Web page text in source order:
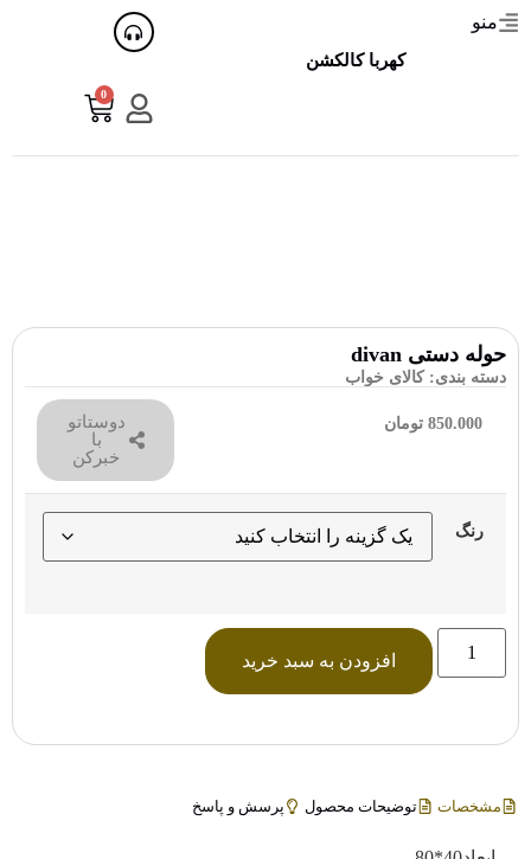
منو
کهربا کالکشن
0
حوله دستی divan
دسته بندی: کالای خواب
850.000 تومان
دوستاتو
با
خبرکن
رنگ
افزودن به سبد خرید
مشخصات توضیحات محصول پرسش و پاسخ